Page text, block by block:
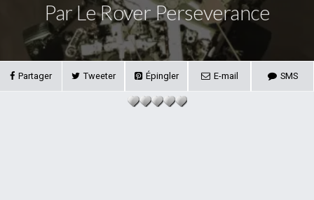
Par Le Rover Perseverance
Partager Tweeter Épingler E-mail SMS